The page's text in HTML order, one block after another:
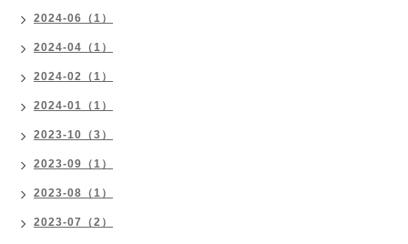
2024-06（1）
2024-04（1）
2024-02（1）
2024-01（1）
2023-10（3）
2023-09（1）
2023-08（1）
2023-07（2）